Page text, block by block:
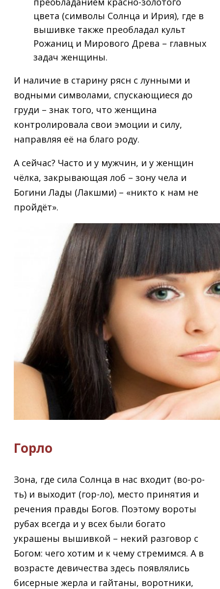
цвета (символы Солнца и Ирия), где в
вышивке также преобладал культ
Рожаниц и Мирового Древа – главных
задач женщины.
И наличие в старину рясн с лунными и
водными символами, спускающиеся до
груди – знак того, что женщина
контролировала свои эмоции и силу,
направляя её на благо роду.
А сейчас? Часто и у мужчин, и у женщин
чёлка, закрывающая лоб – зону чела и
Богини Лады (Лакшми) – «никто к нам не
пройдёт».
Горло
Зона, где сила Солнца в нас входит (во-ро-
ть) и выходит (гор-ло), место принятия и
речения правды Богов. Поэтому вороты
рубах всегда и у всех были богато
украшены вышивкой – некий разговор с
Богом: чего хотим и к чему стремимся. А в
возрасте девичества здесь появлялись
бисерные жерла и гайтаны, воротники,